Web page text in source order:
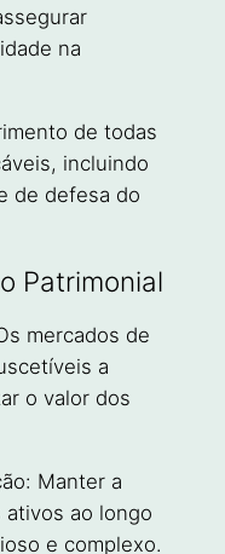
na
de todas
incluindo
de defesa do
Patrimonial
mercados de
a
o valor dos
Manter a
ao longo
e complexo.